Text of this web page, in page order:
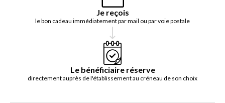
Je reçois
le bon cadeau immédiatement par mail ou par voie postale
Le bénéficiaire réserve
directement auprès de l'établissement au créneau de son choix